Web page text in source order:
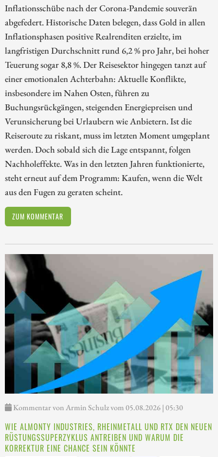
Inflationsschübe nach der Corona-Pandemie souverän
abgefedert. Historische Daten belegen, dass Gold in allen
Inflationsphasen positive Realrenditen erzielte, im
langfristigen Durchschnitt rund 6,2 % pro Jahr, bei hoher
Teuerung sogar 8,8 %. Der Reisesektor hingegen tanzt auf
einer emotionalen Achterbahn: Aktuelle Konflikte,
insbesondere im Nahen Osten, führen zu
Buchungsrückgängen, steigenden Energiepreisen und
Verunsicherung bei Urlaubern wie Anbietern. Ist die
Reiseroute zu riskant, muss im letzten Moment umgeplant
werden. Doch sobald sich die Lage entspannt, folgen
Nachholeffekte. Was in den letzten Jahren funktionierte,
steht erneut auf dem Programm: Kaufen, wenn die Welt
aus den Fugen zu geraten scheint.
ZUM KOMMENTAR
Kommentar von Armin Schulz vom 05.08.2026 | 05:30
WIE ALMONTY INDUSTRIES, RHEINMETALL UND RTX DEN NEUEN
RÜSTUNGSSUPERZYKLUS ANTREIBEN UND WARUM DIE
KORREKTUR EINE CHANCE SEIN KÖNNTE